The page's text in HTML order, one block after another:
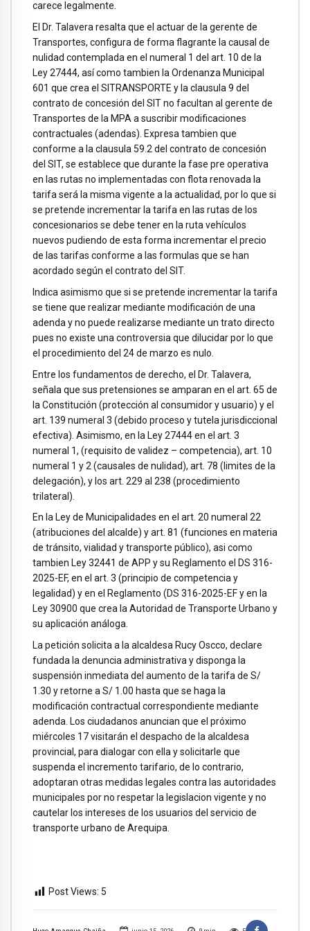
carece legalmente.
El Dr. Talavera resalta que el actuar de la gerente de
Transportes, configura de forma flagrante la causal de
nulidad contemplada en el numeral 1 del art. 10 de la
Ley 27444, así como tambien la Ordenanza Municipal
601 que crea el SITRANSPORTE y la clausula 9 del
contrato de concesión del SIT no facultan al gerente de
Transportes de la MPA a suscribir modificaciones
contractuales (adendas). Expresa tambien que
conforme a la clausula 59.2 del contrato de concesión
del SIT, se establece que durante la fase pre operativa
en las rutas no implementadas con flota renovada la
tarifa será la misma vigente a la actualidad, por lo que si
se pretende incrementar la tarifa en las rutas de los
concesionarios se debe tener en la ruta vehículos
nuevos pudiendo de esta forma incrementar el precio
de las tarifas conforme a las formulas que se han
acordado según el contrato del SIT.
Indica asimismo que si se pretende incrementar la tarifa
se tiene que realizar mediante modificación de una
adenda y no puede realizarse mediante un trato directo
pues no existe una controversia que dilucidar por lo que
el procedimiento del 24 de marzo es nulo.
Entre los fundamentos de derecho, el Dr. Talavera,
señala que sus pretensiones se amparan en el art. 65 de
la Constitución (protección al consumidor y usuario) y el
art. 139 numeral 3 (debido proceso y tutela jurisdiccional
efectiva). Asimismo, en la Ley 27444 en el art. 3
numeral 1, (requisito de validez – competencia), art. 10
numeral 1 y 2 (causales de nulidad), art. 78 (limites de la
delegación), y los art. 229 al 238 (procedimiento
trilateral).
En la Ley de Municipalidades en el art. 20 numeral 22
(atribuciones del alcalde) y art. 81 (funciones en materia
de tránsito, vialidad y transporte público), asi como
tambien Ley 32441 de APP y su Reglamento el DS 316-
2025-EF, en el art. 3 (principio de competencia y
legalidad) y en el Reglamento (DS 316-2025-EF y en la
Ley 30900 que crea la Autoridad de Transporte Urbano y
su aplicación análoga.
La petición solicita a la alcaldesa Rucy Oscco, declare
fundada la denuncia administrativa y disponga la
suspensión inmediata del aumento de la tarifa de S/
1.30 y retorne a S/ 1.00 hasta que se haga la
modificación contractual correspondiente mediante
adenda. Los ciudadanos anuncian que el próximo
miércoles 17 visitarán el despacho de la alcaldesa
provincial, para dialogar con ella y solicitarle que
suspenda el incremento tarifario, de lo contrario,
adoptaran otras medidas legales contra las autoridades
municipales por no respetar la legislacion vigente y no
cautelar los intereses de los usuarios del servicio de
transporte urbano de Arequipa.
Post Views: 5